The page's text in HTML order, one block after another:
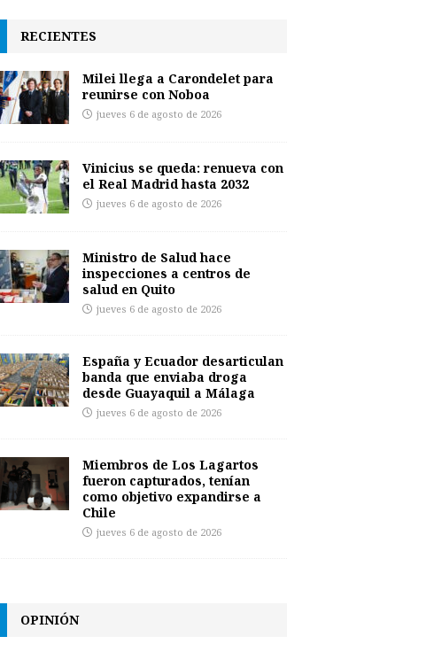
RECIENTES
Milei llega a Carondelet para
reunirse con Noboa
jueves 6 de agosto de 2026
Vinicius se queda: renueva con
el Real Madrid hasta 2032
jueves 6 de agosto de 2026
Ministro de Salud hace
inspecciones a centros de
salud en Quito
jueves 6 de agosto de 2026
España y Ecuador desarticulan
banda que enviaba droga
desde Guayaquil a Málaga
jueves 6 de agosto de 2026
Miembros de Los Lagartos
fueron capturados, tenían
como objetivo expandirse a
Chile
jueves 6 de agosto de 2026
OPINIÓN